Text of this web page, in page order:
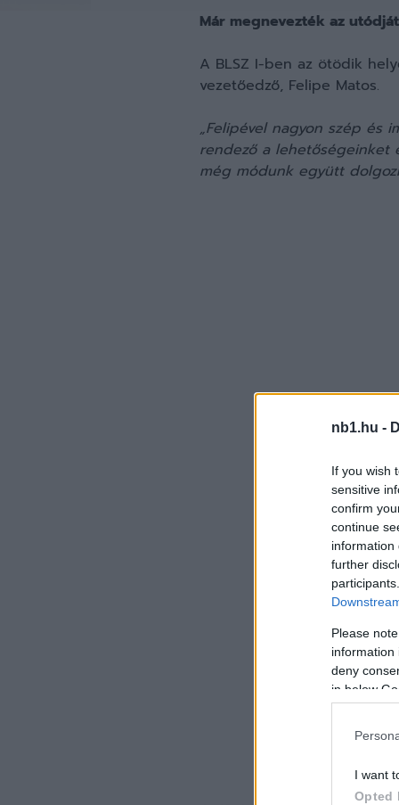
nb1.hu -
If you wish
sensitive
confirm
continue
information
further
Please
information
deny
in below
I want
Opted
Már megnevezték az
A BLSZ I-ben az ötödik
vezetőedző, Felipe Matos.
„Felipével nagyon szép és
rendező a lehetőségeinket
még módunk együtt